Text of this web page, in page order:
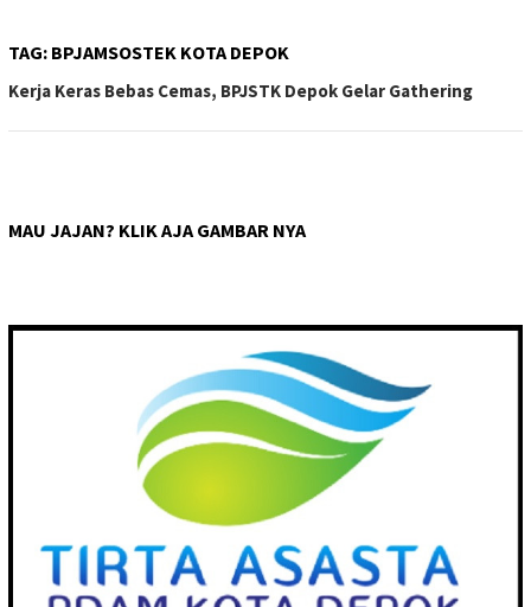
TAG: BPJAMSOSTEK KOTA DEPOK
Kerja Keras Bebas Cemas, BPJSTK Depok Gelar Gathering
MAU JAJAN? KLIK AJA GAMBAR NYA